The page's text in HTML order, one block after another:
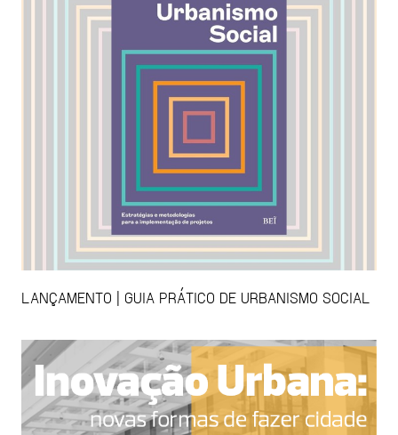
LANÇAMENTO | GUIA PRÁTICO DE URBANISMO SOCIAL